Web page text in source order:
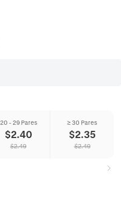
20 - 29 Pares
$2.40
$2.49
≥ 30 Pares
$2.35
$2.49